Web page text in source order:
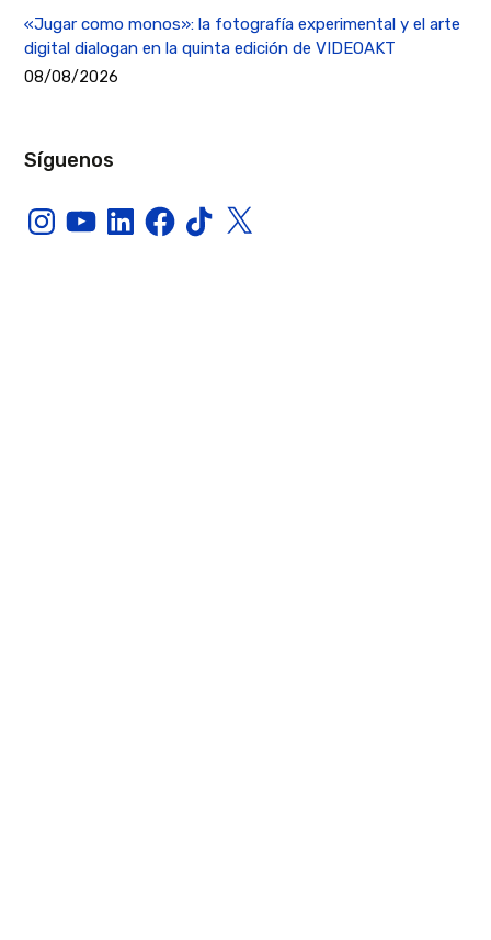
«Jugar como monos»: la fotografía experimental y el arte
digital dialogan en la quinta edición de VIDEOAKT
08/08/2026
Síguenos
InstagramYouTubeLinkedInFacebook
TikTokX